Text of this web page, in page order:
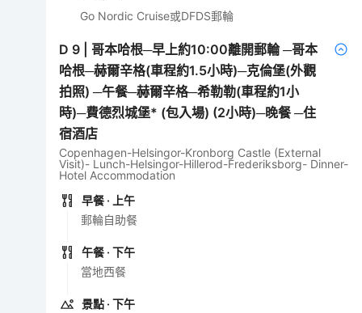
Go Nordic Cruise或DFDS郵輪
D 9 |哥本哈根─早上約10:00離開郵輪 ─哥本
哈根─赫爾辛格(車程約1.5小時)─克倫堡(外觀
拍照) ─午餐─赫爾辛格─希勒勒(車程約1小
時)─費德烈城堡* (包入場) (2小時)─晚餐 ─住
宿酒店
Copenhagen-Helsingor-Kronborg Castle (External
Visit)- Lunch-Helsingor-Hillerod-Frederiksborg- Dinner-
Hotel Accommodation
早餐 · 上午
郵輪自助餐
午餐 · 下午
當地西餐
景點 · 下午